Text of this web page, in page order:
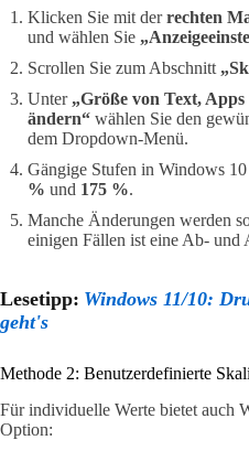
Klicken Sie mit derrechten
und wählen Sie
Scrollen Sie zum Abschnitt
Unter „Größe von Text,
ändern“ wählen Sie den
dem Dropdown-Menü.
Gängige Stufen in Windows 10
% und 175 %.
Manche Änderungen werden
einigen Fällen ist eine Ab- und
Lesetipp: Windows 11/10:
geht's
Methode 2: Benutzerdefinierte
Für individuelle Werte bietet auch
Option: